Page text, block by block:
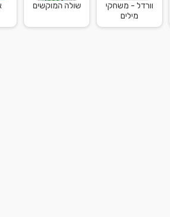
וורדל - משחקי
מילים
שולה המוקשים